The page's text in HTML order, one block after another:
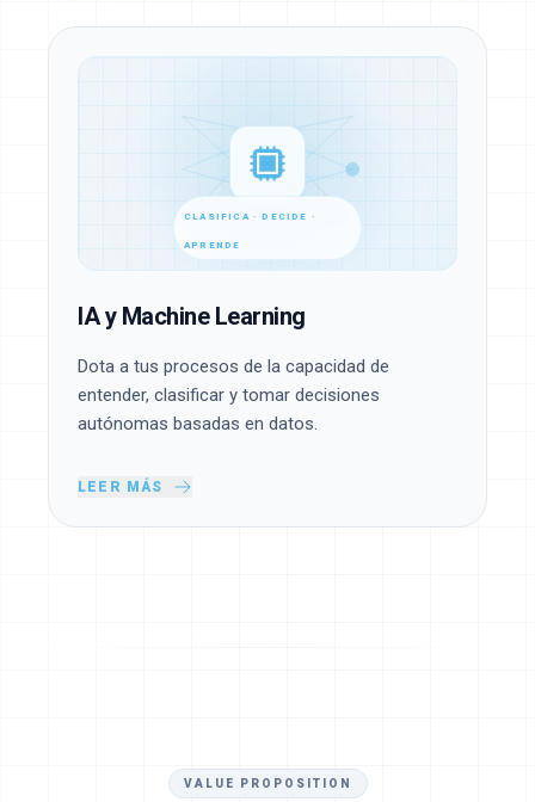
CLASIFICA · DECIDE ·
APRENDE
IA y Machine Learning
Dota a tus procesos de la capacidad de
entender, clasificar y tomar decisiones
autónomas basadas en datos.
LEER MÁS
VALUE PROPOSITION